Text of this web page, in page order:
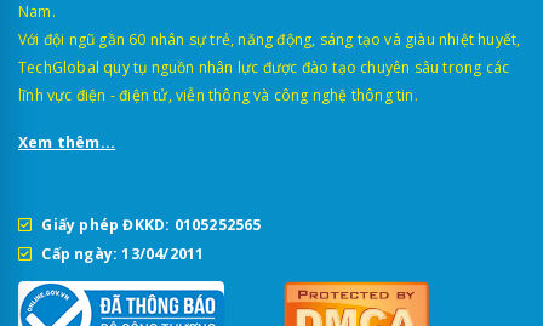
Nam.
Với đội ngũ gần 60 nhân sự trẻ, năng động, sáng tạo và giàu nhiệt huyết,
TechGlobal quy tụ nguồn nhân lực được đào tạo chuyên sâu trong các
lĩnh vực điện - điện tử, viễn thông và công nghệ thông tin.
Xem thêm...
Giấy phép ĐKKD: 0105252565
Cấp ngày: 13/04/2011